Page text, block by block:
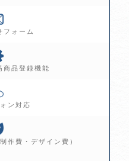
フォーム
商品登録機能
ン対応
作費・デザイン費）